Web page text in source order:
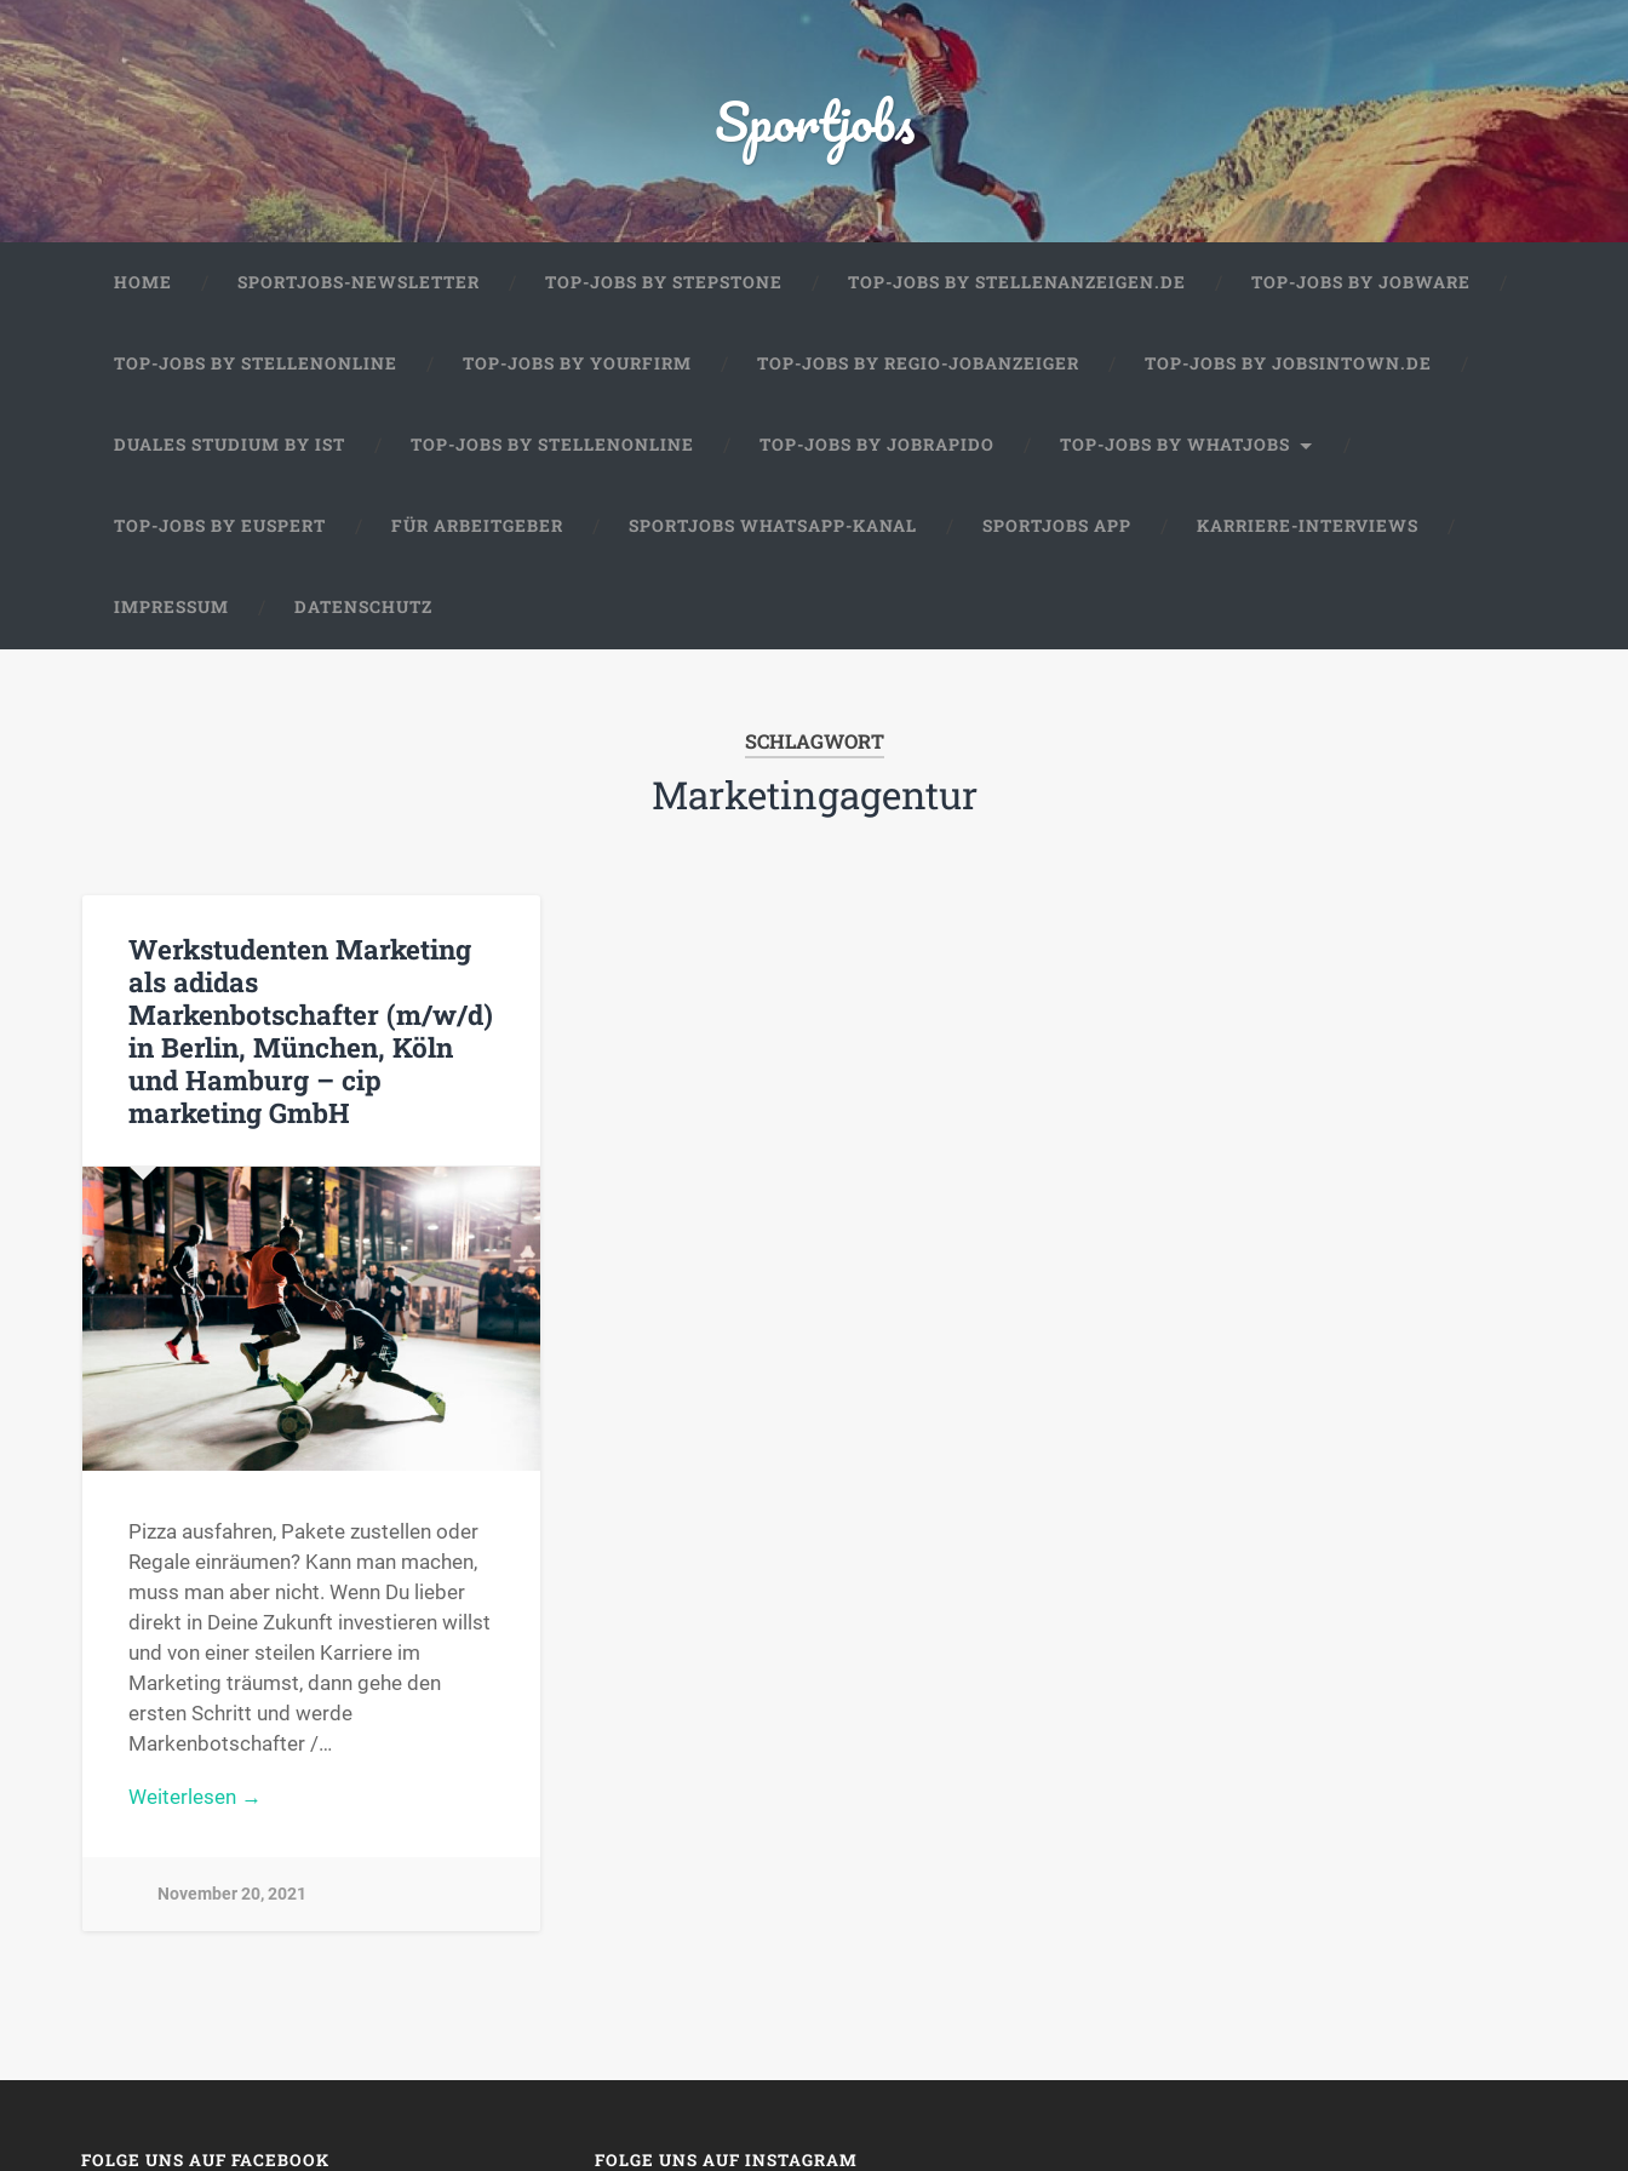
Sportjobs
HOME SPORTJOBS-NEWSLETTER TOP-JOBS BY STEPSTONE TOP-JOBS BY STELLENANZEIGEN.DE TOP-JOBS BY JOBWARE
TOP-JOBS BY STELLENONLINE TOP-JOBS BY YOURFIRM TOP-JOBS BY REGIO-JOBANZEIGER TOP-JOBS BY JOBSINTOWN.DE
DUALES STUDIUM BY IST TOP-JOBS BY STELLENONLINE TOP-JOBS BY JOBRAPIDO TOP-JOBS BY WHATJOBS
TOP-JOBS BY EUSPERT FÜR ARBEITGEBER SPORTJOBS WHATSAPP-KANAL SPORTJOBS APP KARRIERE-INTERVIEWS
IMPRESSUM DATENSCHUTZ
SCHLAGWORT
Marketingagentur
Werkstudenten Marketing
als adidas
Markenbotschafter (m/w/d)
in Berlin, München, Köln
und Hamburg – cip
marketing GmbH
Pizza ausfahren, Pakete zustellen oder
Regale einräumen? Kann man machen,
muss man aber nicht. Wenn Du lieber
direkt in Deine Zukunft investieren willst
und von einer steilen Karriere im
Marketing träumst, dann gehe den
ersten Schritt und werde
Markenbotschafter /…
Weiterlesen →
November 20, 2021
FOLGE UNS AUF FACEBOOK FOLGE UNS AUF INSTAGRAM